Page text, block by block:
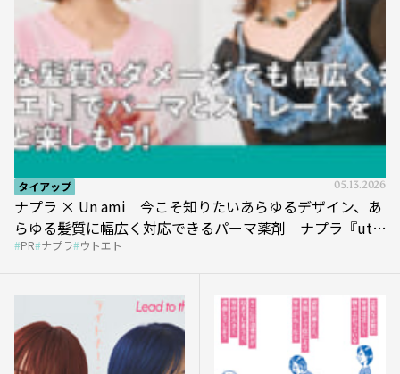
タイアップ 05.13.2026
ナプラ × Un ami 今こそ知りたいあらゆるデザイン、あ
らゆる髪質に幅広く対応できるパーマ薬剤 ナプラ『ut-
et』
PR ナプラ ウトエト